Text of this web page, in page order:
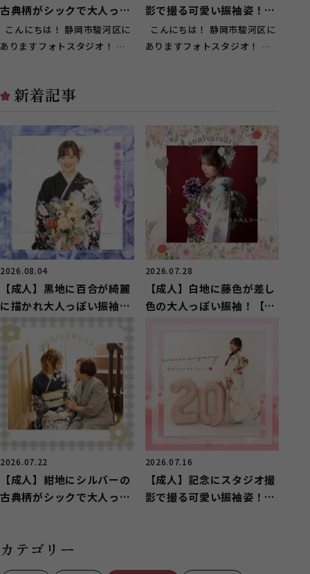
古典柄がシックで大人っぽ
い振袖【葵区】
こんにちは！ 静岡市駿河区に
ありますフォトスタジオ！ ガ
影で撮る可愛い振袖姿！
【駿河区用宗】
こんにちは！ 静岡市駿河区に
ありますフォトスタジオ！ ガ
新着記事
2026.08.04
【成人】黒地に百合が綺麗
に描かれ大人っぽい振袖
【葵区】
2026.07.28
【成人】白地に藤色が差し
色の大人っぽい振袖！【駿
2026.07.22
【成人】紺地にシルバーの
古典柄がシックで大人っぽ
2026.07.16
【成人】記念にスタジオ撮
影で撮る可愛い振袖姿！
カテゴリー